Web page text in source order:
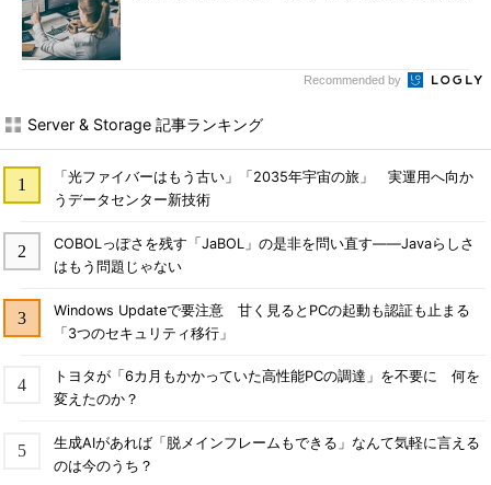
Recommended by
Server & Storage 記事ランキング
「光ファイバーはもう古い」「2035年宇宙の旅」 実運用へ向か
うデータセンター新技術
COBOLっぽさを残す「JaBOL」の是非を問い直す――Javaらしさ
はもう問題じゃない
Windows Updateで要注意 甘く見るとPCの起動も認証も止まる
「3つのセキュリティ移行」
トヨタが「6カ月もかかっていた高性能PCの調達」を不要に 何を
変えたのか？
生成AIがあれば「脱メインフレームもできる」なんて気軽に言える
のは今のうち？